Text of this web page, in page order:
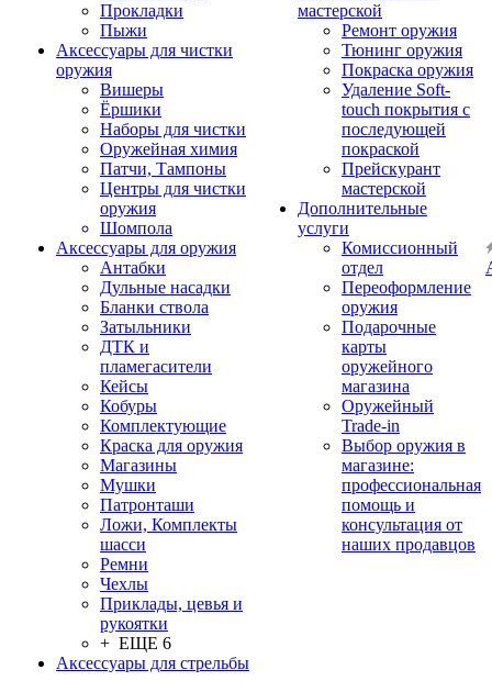
Прокладки
Пыжи
Аксессуары для чистки
оружия
Вишеры
Ёршики
Наборы для чистки
Оружейная химия
Патчи, Тампоны
Центры для чистки
оружия
Шомпола
Аксессуары для оружия
Антабки
Дульные насадки
Бланки ствола
Затыльники
ДТК и
пламегасители
Кейсы
Кобуры
Комплектующие
Краска для оружия
Магазины
Мушки
Патронташи
Ложи, Комплекты
шасси
Ремни
Чехлы
Приклады, цевья и
рукоятки
+ ЕЩЕ 6
Аксессуары для стрельбы
мастерской
Ремонт оружия
Тюнинг оружия
Покраска оружия
Удаление Soft-
touch покрытия с
последующей
покраской
Прейскурант
мастерской
Дополнительные
услуги
Комиссионный
отдел
Переоформление
оружия
Подарочные
карты
оружейного
магазина
Оружейный
Trade-in
Выбор оружия в
магазине:
профессиональная
помощь и
консультация от
наших продавцов